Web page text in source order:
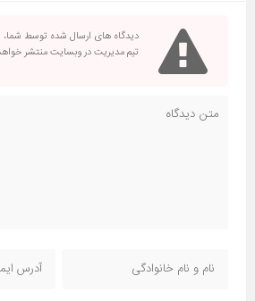
دیدگاه های ارسال شده توسط شما،
تیم مدیریت در وبسایت منتشر